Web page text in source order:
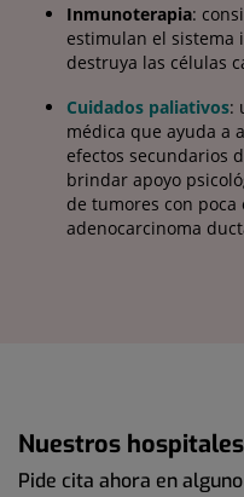
Inmunoterapia:
estimulan el sistema
destruya las células
Cuidados paliativos:
médica que ayuda a
efectos secundarios
brindar apoyo
de tumores con poca
adenocarcinoma
Nuestros hospitales
Pide cita ahora en